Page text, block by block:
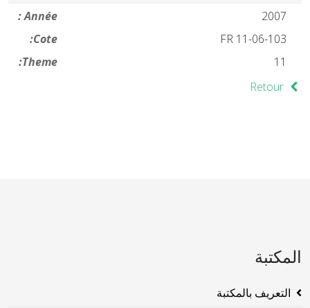
Année :
2007
Cote:
FR 11-06-103
Theme:
11
Retour
المكتبة
التعريف بالمكتبة